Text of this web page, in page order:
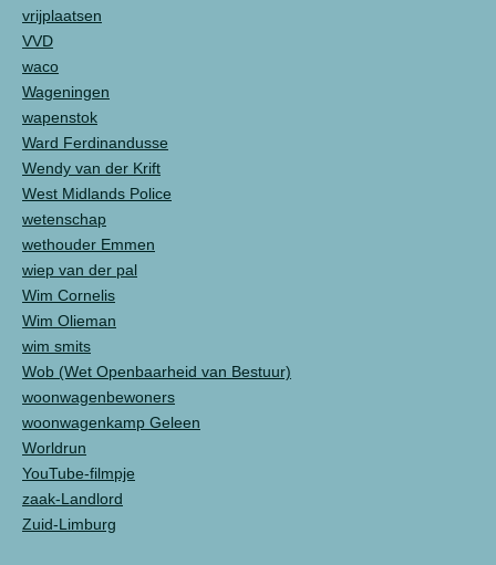
vrijplaatsen
VVD
waco
Wageningen
wapenstok
Ward Ferdinandusse
Wendy van der Krift
West Midlands Police
wetenschap
wethouder Emmen
wiep van der pal
Wim Cornelis
Wim Olieman
wim smits
Wob (Wet Openbaarheid van Bestuur)
woonwagenbewoners
woonwagenkamp Geleen
Worldrun
YouTube-filmpje
zaak-Landlord
Zuid-Limburg